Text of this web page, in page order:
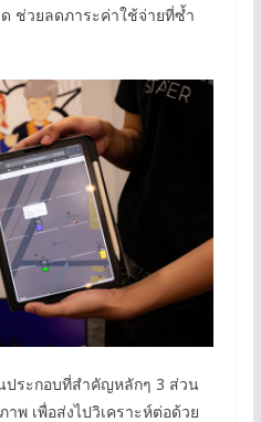
ช่วยลดภาระค่าใช้จ่ายที่ซ้ำ
ประกอบที่สำคัญหลักๆ 3 ส่วน
พ เพื่อส่งไปวิเคราะห์ต่อด้วย